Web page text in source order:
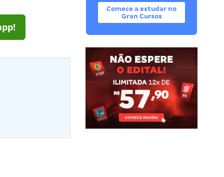
Comece a estudar no
Gran Cursos